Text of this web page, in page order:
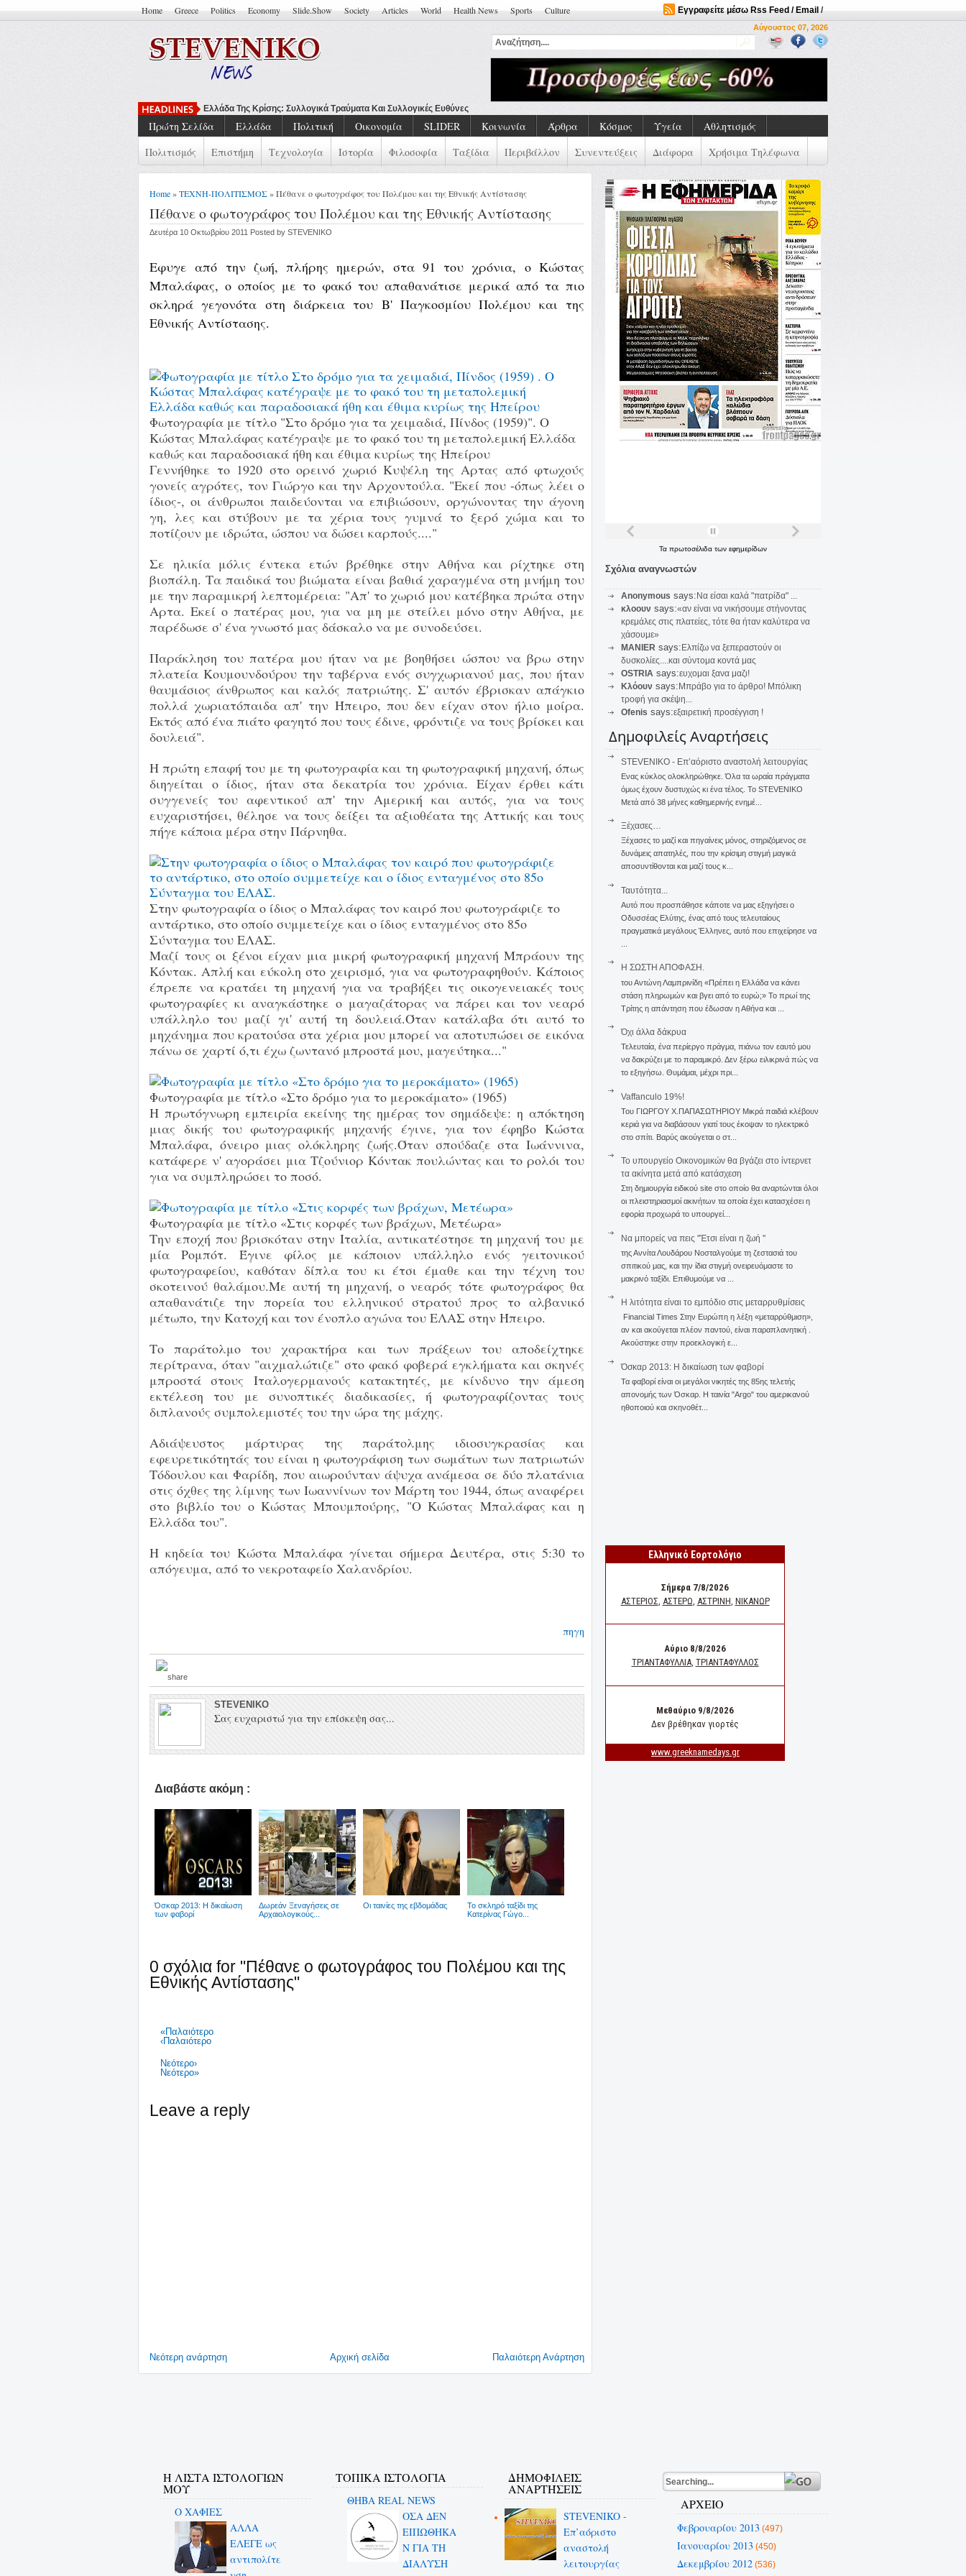
Home Greece Politics Economy Slide.Show Society Articles World Health News Sports Culture Εγγραφείτε μέσω Rss Feed / Email /
Αύγουστος 07, 2026
Να Μπορείς Να Πεις ''Έτσι Είναι Η
Πρώτη Σελίδα Ελλάδα Πολιτική Οικονομία SLIDER Κοινωνία Άρθρα Κόσμος Υγεία
Αθλητισμός
Πολιτισμός
Επιστήμη Τεχνολογία Ιστορία Φιλοσοφία Ταξίδια Περιβάλλον Συνεντεύξεις Διάφορα Χρήσιμα Τηλέφωνα
Home»ΤΕΧΝΗ-ΠΟΛΙΤΙΣΜΟΣ» Πέθανε ο φωτογράφος του Πολέμου και της Εθνικής Αντίστασης
Πέθανε ο φωτογράφος του Πολέμου και της Εθνικής Αντίστασης
Δευτέρα 10 Οκτωβρίου 2011 Posted by STEVENIKO
Εφυγε από την ζωή, πλήρης ημερών, στα 91 του χρόνια, ο Κώστας
Μπαλάφας, ο οποίος με το φακό του απαθανάτισε μερικά από τα πιο
σκληρά γεγονότα στη διάρκεια του Β' Παγκοσμίου Πολέμου και της
Εθνικής Αντίστασης.
Φωτογραφία με τίτλο "Στο δρόμο για τα χειμαδιά, Πίνδος (1959)". Ο
Κώστας Μπαλάφας κατέγραψε με το φακό του τη μεταπολεμική Ελλάδα
καθώς και παραδοσιακά ήθη και έθιμα κυρίως της Ηπείρου
Γεννήθηκε το 1920 στο ορεινό χωριό Κυψέλη της Αρτας από φτωχούς
γονείς αγρότες, τον Γιώργο και την Αρχοντούλα. "Εκεί που -όπως λέει ο
ίδιος-, οι άνθρωποι παιδεύονται να επιβιώσουν, οργώνοντας την άγονη
γη, λες και στύβουν με τα χέρια τους γυμνά το ξερό χώμα και το
ποτίζουν με ιδρώτα, ώσπου να δώσει καρπούς...."
Σε ηλικία μόλις έντεκα ετών βρέθηκε στην Αθήνα και ρίχτηκε στη
βιοπάλη. Τα παιδικά του βιώματα είναι βαθιά χαραγμένα στη μνήμη του
με την παραμικρή λεπτομέρεια: "Απ' το χωριό μου κατέβηκα πρώτα στην
Αρτα. Εκεί ο πατέρας μου, για να μη με στείλει μόνο στην Αθήνα, με
παρέδωσε σ' ένα γνωστό μας δάσκαλο να με συνοδεύσει.
Παράκληση του πατέρα μου ήταν να με βοηθήσει ώσπου να βρω στην
πλατεία Κουμουνδούρου την ταβέρνα ενός συγχωριανού μας, που ήταν
θαυμάσιος άνθρωπος και καλός πατριώτης. Σ' αυτόν έβρισκαν απάγκιο
πολλά χωριατόπαιδα απ' την Ήπειρο, που δεν είχαν στον ήλιο μοίρα.
Εκτός από ένα πιάτο φαγητό που τους έδινε, φρόντιζε να τους βρίσκει και
δουλειά".
Η πρώτη επαφή του με τη φωτογραφία και τη φωτογραφική μηχανή, όπως
διηγείται ο ίδιος, ήταν στα δεκατρία του χρόνια. Είχαν έρθει κάτι
συγγενείς του αφεντικού απ' την Αμερική και αυτός, για να τους
ευχαριστήσει, θέλησε να τους δείξει τα αξιοθέατα της Αττικής και τους
πήγε κάποια μέρα στην Πάρνηθα.
Στην φωτογραφία ο ίδιος ο Μπαλάφας τον καιρό που φωτογράφιζε το
αντάρτικο, στο οποίο συμμετείχε και ο ίδιος ενταγμένος στο 85ο
Σύνταγμα του ΕΛΑΣ.
Μαζί τους οι ξένοι είχαν μια μικρή φωτογραφική μηχανή Μπράουν της
Κόντακ. Απλή και εύκολη στο χειρισμό, για να φωτογραφηθούν. Κάποιος
έπρεπε να κρατάει τη μηχανή για να τραβήξει τις οικογενειακές τους
φωτογραφίες κι αναγκάστηκε ο μαγαζάτορας να πάρει και τον νεαρό
υπάλληλο του μαζί γι' αυτή τη δουλειά.Όταν κατάλαβα ότι αυτό το
μηχάνημα που κρατούσα στα χέρια μου μπορεί να αποτυπώσει σε εικόνα
πάνω σε χαρτί ό,τι έχω ζωντανό μπροστά μου, μαγεύτηκα..."
Φωτογραφία με τίτλο «Στο δρόμο για το μεροκάματο» (1965)
Η πρωτόγνωρη εμπειρία εκείνης της ημέρας τον σημάδεψε: η απόκτηση
μιας δικής του φωτογραφικής μηχανής έγινε, για τον έφηβο Κώστα
Μπαλάφα, όνειρο μιας ολόκληρης ζωής.Όταν σπούδαζε στα Ιωάννινα,
κατάφερε ν' αγοράσει μια Τζούνιορ Κόντακ πουλώντας και το ρολόι του
για να συμπληρώσει το ποσό.
Φωτογραφία με τίτλο «Στις κορφές των βράχων, Μετέωρα»
Την εποχή που βρισκόταν στην Ιταλία, αντικατέστησε τη μηχανή του με
μία Ρομπότ. Έγινε φίλος με κάποιον υπάλληλο ενός γειτονικού
φωτογραφείου, καθόταν δίπλα του κι έτσι έμαθε και την τέχνη του
σκοτεινού θαλάμου.Με αυτή τη μηχανή, ο νεαρός τότε φωτογράφος θα
απαθανάτιζε την πορεία του ελληνικού στρατού προς το αλβανικό
μέτωπο, την Κατοχή και τον ένοπλο αγώνα του ΕΛΑΣ στην Ήπειρο.
Το παράτολμο του χαρακτήρα και των πράξεων του αποδείχτηκε
περίτρανα, όταν "αιχμαλώτιζε" στο φακό φοβερά εγκλήματα και σκηνές
μπροστά στους Ιταλογερμανούς κατακτητές, με κίνδυνο την άμεση
εκτέλεση του με συνοπτικές διαδικασίες, ή φωτογραφίζοντας τους
διπλανούς συμπολεμιστές του την ώρα της μάχης.
Αδιάψευστος μάρτυρας της παράτολμης ιδιοσυγκρασίας και
εφευρετικότητάς του είναι η φωτογράφιση των σωμάτων των πατριωτών
Τόδουλου και Φαρίδη, που αιωρούνταν άψυχα ανάμεσα σε δύο πλατάνια
στις όχθες της λίμνης των Ιωαννίνων τον Μάρτη του 1944, όπως αναφέρει
στο βιβλίο του ο Κώστας Μπουμπούρης, "Ο Κώστας Μπαλάφας και η
Ελλάδα του".
Η κηδεία του Κώστα Μπαλάφα γίνεται σήμερα Δευτέρα, στις 5:30 το
απόγευμα, από το νεκροταφείο Χαλανδρίου.
πηγη
STEVENIKO
Σας ευχαριστώ για την επίσκεψη σας...
Διαβάστε ακόμη :
Όσκαρ 2013: Η δικαίωση
των φαβορί
Δωρεάν Ξεναγήσεις σε
Αρχαιολογικούς...
Οι ταινίες της εβδομάδας
Το σκληρό ταξίδι της
Κατερίνας Γώγο...
0 σχόλια for "Πέθανε ο φωτογράφος του Πολέμου και της
Εθνικής Αντίστασης"
«Παλαιότερο
‹Παλαιότερο
Νεότερο›
Νεότερο»
Leave a reply
Νεότερη ανάρτηση Παλαιότερη Ανάρτηση
Αρχική σελίδα
Τα πρωτοσέλιδα των εφημερίδων
Σχόλια αναγνωστών
Anonymous says: Να είσαι καλά "πατρίδα" ...
κλοουν says:«αν είναι να νικήσουμε στήνοντας
κρεμάλες στις πλατείες, τότε θα ήταν καλύτερα να
χάσουμε»
MANIER says: Ελπίζω να ξεπεραστούν οι
δυσκολίες....και σύντομα κοντά μας
OSTRIA says:ευχομαι ξανα μαζι!
Κλόουν says: Μπράβο για το άρθρο! Μπόλικη
τροφή για σκέψη...
Ofenis says:εξαιρετική προσέγγιση !
Δημοφιλείς Αναρτήσεις
STEVENIKO - Επ’αόριστο αναστολή λειτουργίας
Ενας κύκλος ολοκληρώθηκε. Όλα τα ωραία πράγματα
όμως έχουν δυστυχώς κι ένα τέλος. Το STEVENIKO
Μετά από 38 μήνες καθημερινής ενημέ...
Ξέχασες…
Ξέχασες το μαζί και πηγαίνεις μόνος, στηριζόμενος σε
δυνάμεις απατηλές, που την κρίσιμη στιγμή μαγικά
αποσυντίθονται και μαζί τους κ...
Ταυτότητα...
Αυτό που προσπάθησε κάποτε να μας εξηγήσει ο
Οδυσσέας Ελύτης, ένας από τους τελευταίους
πραγματικά μεγάλους Έλληνες, αυτό που επιχείρησε να
Η ΣΩΣΤΗ ΑΠΟΦΑΣΗ.
του Αντώνη Λαμπρινίδη «Πρέπει η Ελλάδα να κάνει
στάση πληρωμών και βγει από το ευρώ;» Το πρωί της
Τρίτης η απάντηση που έδωσαν η Αθήνα και ...
Όχι άλλα δάκρυα
Τελευταία, ένα περίεργο πράγμα, πιάνω τον εαυτό μου
να δακρύζει με το παραμικρό. Δεν ξέρω ειλικρινά πώς να
το εξηγήσω. Θυμάμαι, μέχρι πρι...
Vaffanculo 19%!
Του ΓΙΩΡΓΟΥ Χ.ΠΑΠΑΣΩΤΗΡΙΟΥ Μικρά παιδιά κλέβουν
κεριά για να διαβάσουν γιατί τους έκοψαν το ηλεκτρικό
στο σπίτι. Βαρύς ακούγεται ο στ...
To υπουργείο Οικονομικών θα βγάζει στο ίντερνετ
τα ακίνητα μετά από κατάσχεση
Στη δημιουργία ειδικού site στο οποίο θα αναρτώνται όλοι
οι πλειστηριασμοί ακινήτων τα οποία έχει κατασχέσει η
εφορία προχωρά το υπουργεί...
Να μπορείς να πεις ''Έτσι είναι η ζωή ''
της Αννίτα Λουδάρου Νοσταλγούμε τη ζεστασιά του
σπιτικού μας, και την ίδια στιγμή ονειρευόμαστε το
μακρινό ταξίδι. Επιθυμούμε να ...
Η λιτότητα είναι το εμπόδιο στις μεταρρυθμίσεις
Financial Times Στην Ευρώπη η λέξη «μεταρρύθμιση»,
αν και ακούγεται πλέον παντού, είναι παραπλανητική .
Ακούστηκε στην προεκλογική ε...
Όσκαρ 2013: Η δικαίωση των φαβορί
Τα φαβορί είναι οι μεγάλοι νικητές της 85ης τελετής
απονομής των Όσκαρ. Η ταινία "Αrgo" του αμερικανού
ηθοποιού και σκηνοθέτ...
Η ΛΙΣΤΑ ΙΣΤΟΛΟΓΙΩΝ
ΜΟΥ
Ο ΧΑΦΙΕΣ
ΑΛΛΑ
ΕΛΕΓΕ ως
αντιπολίτε
ΤΟΠΙΚΑ ΙΣΤΟΛΟΓΙΑ
ΘΗΒΑ REAL NEWS
ΟΣΑ ΔΕN
ΕΙΠΩΘΗΚΑ
Ν ΓΙΑ ΤΗ
ΔΙΑΛΥΣΗ
ΔΗΜΟΦΙΛΕΊΣ
ΑΝΑΡΤΉΣΕΙΣ
STEVENIKO -
Επ’αόριστο
αναστολή
λειτουργίας
ΑΡΧΕΙΟ
Φεβρουαρίου 2013 (497)
Ιανουαρίου 2013 (450)
Δεκεμβρίου 2012(536)